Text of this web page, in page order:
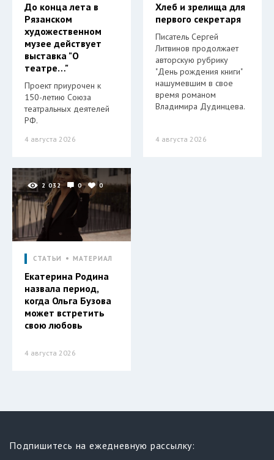
До конца лета в
Рязанском
художественном
музее действует
выставка "О
театре…"
Проект приурочен к
150-летию Союза
театральных деятелей
РФ.
4 августа 2026
Хлеб и зрелища для
первого секретаря
Писатель Сергей
Литвинов продолжает
авторскую рубрику
"День рождения книги"
нашумевшим в свое
время романом
Владимира Дудинцева.
4 августа 2026
2 032 0 0
СТАТЬИ МАТЕРИАЛ
Екатерина Родина
назвала период,
когда Ольга Бузова
может встретить
свою любовь
4 августа 2026
Подпишитесь на ежедневную рассылку: